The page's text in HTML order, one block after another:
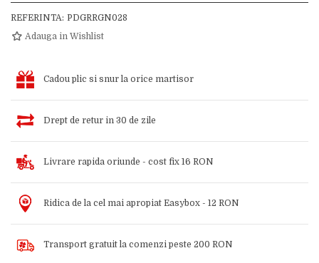
REFERINTA: PDGRRGN028
Adauga in Wishlist
Cadou plic si snur la orice martisor
Drept de retur in 30 de zile
Livrare rapida oriunde - cost fix 16 RON
Ridica de la cel mai apropiat Easybox - 12 RON
Transport gratuit la comenzi peste 200 RON